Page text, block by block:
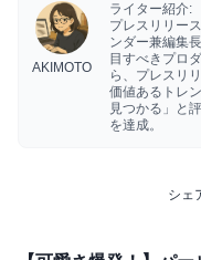
AKIMOTO
ライター紹介:
プレスリリー
ンダー兼編集
目すべきプロ
ら、プレスリ
価値あるトレ
見つかる」と
を達成。
シェ